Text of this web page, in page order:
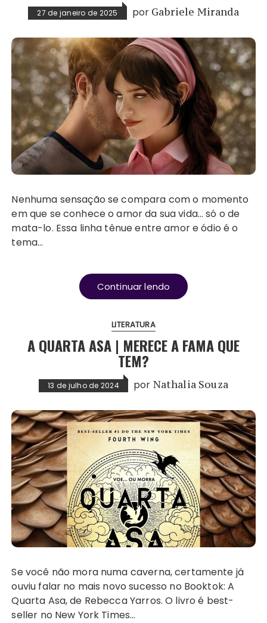
27 de janeiro de 2025 por Gabriele Miranda
Nenhuma sensação se compara com o momento
em que se conhece o amor da sua vida… só o de
mata-lo. Essa linha tênue entre amor e ódio é o
tema…
Continuar lendo
LITERATURA
A QUARTA ASA | MERECE A FAMA QUE
TEM?
13 de julho de 2024 por Nathalia Souza
Se você não mora numa caverna, certamente já
ouviu falar no mais novo sucesso no Booktok: A
Quarta Asa, de Rebecca Yarros. O livro é best-
seller no New York Times…